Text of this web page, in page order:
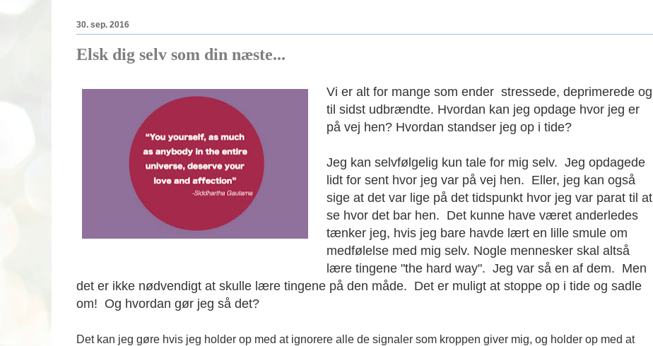
30. sep. 2016
Elsk dig selv som din næste...
Vi er alt for mange som ender stressede, deprimerede og
til sidst udbrændte. Hvordan kan jeg opdage hvor jeg er
på vej hen? Hvordan standser jeg op i tide?
Jeg kan selvfølgelig kun tale for mig selv. Jeg opdagede
lidt for sent hvor jeg var på vej hen. Eller, jeg kan også
sige at det var lige på det tidspunkt hvor jeg var parat til at
se hvor det bar hen. Det kunne have været anderledes
tænker jeg, hvis jeg bare havde lært en lille smule om
medfølelse med mig selv. Nogle mennesker skal altså
lære tingene "the hard way". Jeg var så en af dem. Men
det er ikke nødvendigt at skulle lære tingene på den måde. Det er muligt at stoppe op i tide og sadle
om! Og hvordan gør jeg så det?
Det kan jeg gøre hvis jeg holder op med at ignorere alle de signaler som kroppen giver mig, og holder op med at